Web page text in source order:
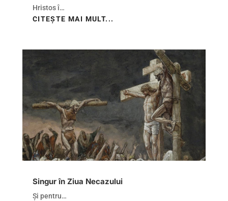
Hristos î…
CITEȘTE MAI MULT...
Singur în Ziua Necazului
Și pentru…